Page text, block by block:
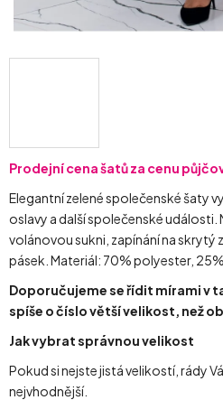
Prodejní cena šatů za cenu
Elegantní zelené společenské šaty
oslavy a další společenské události.
volánovou sukni, zapínání na skrytý
pásek. Materiál: 70% polyester,
Doporučujeme se řídit mírami v
spíše o číslo větší velikost, než
Jak vybrat správnou velikost
Pokud si nejste jistá velikostí, rády
nejvhodnější.